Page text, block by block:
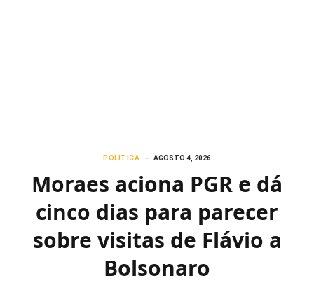
POLITICA AGOSTO 4, 2026
Moraes aciona PGR e dá
cinco dias para parecer
sobre visitas de Flávio a
Bolsonaro